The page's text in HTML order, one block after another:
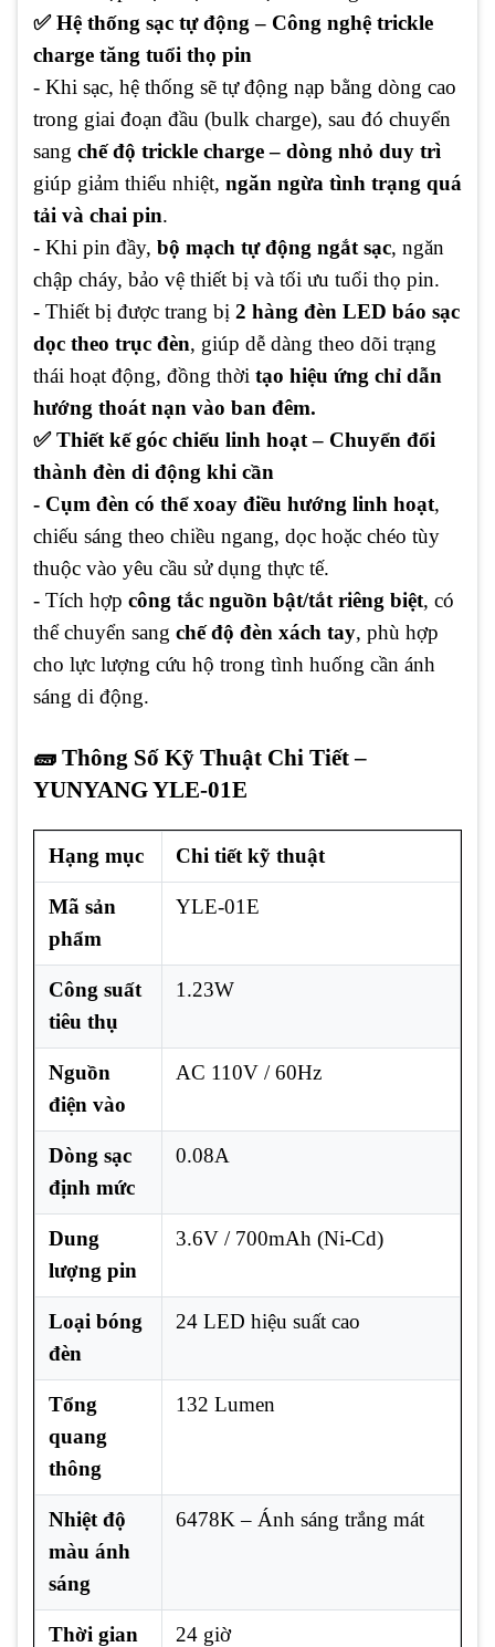
✅ Hệ thống sạc tự động – Công nghệ trickle
charge tăng tuổi thọ pin
- Khi sạc, hệ thống sẽ tự động nạp bằng dòng cao
trong giai đoạn đầu (bulk charge), sau đó chuyển
sang chế độ trickle charge – dòng nhỏ duy trì
giúp giảm thiểu nhiệt, ngăn ngừa tình trạng quá
tải và chai pin.
- Khi pin đầy, bộ mạch tự động ngắt sạc, ngăn
chập cháy, bảo vệ thiết bị và tối ưu tuổi thọ pin.
- Thiết bị được trang bị 2 hàng đèn LED báo sạc
dọc theo trục đèn, giúp dễ dàng theo dõi trạng
thái hoạt động, đồng thời tạo hiệu ứng chỉ dẫn
hướng thoát nạn vào ban đêm.
✅ Thiết kế góc chiếu linh hoạt – Chuyển đổi
thành đèn di động khi cần
- Cụm đèn có thể xoay điều hướng linh hoạt,
chiếu sáng theo chiều ngang, dọc hoặc chéo tùy
thuộc vào yêu cầu sử dụng thực tế.
- Tích hợp công tắc nguồn bật/tắt riêng biệt, có
thể chuyển sang chế độ đèn xách tay, phù hợp
cho lực lượng cứu hộ trong tình huống cần ánh
sáng di động.
🧱 Thông Số Kỹ Thuật Chi Tiết –
YUNYANG YLE-01E
Hạng mục Chi tiết kỹ thuật
Mã sản
phẩm
YLE-01E
Công suất
tiêu thụ
1.23W
Nguồn
điện vào
AC 110V / 60Hz
Dòng sạc
định mức
0.08A
Dung
lượng pin
3.6V / 700mAh (Ni-Cd)
Loại bóng
đèn
24 LED hiệu suất cao
Tổng
quang
thông
132 Lumen
Nhiệt độ
màu ánh
sáng
6478K – Ánh sáng trắng mát
Thời gian
24 giờ